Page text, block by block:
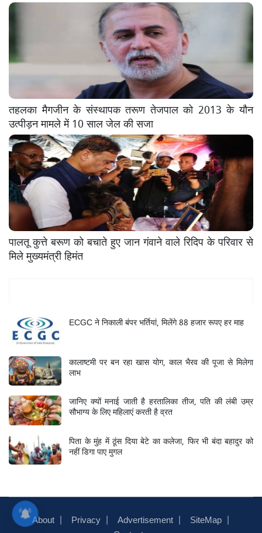
तहलका मैगजीन के संस्थापक तरूण तेजपाल को 2013 के यौन
उत्पीड़न मामले में 10 साल जेल की सजा
पालतू कुत्ते बरूण को बचाते हुए जान गंवाने वाले रिदिप के परिवार से
मिले मुख्यमंत्री हिमंत
ECGC ने निकाली बंपर भर्तियां, मिलेंगे 88 हजार रूपए हर माह
कालाष्टमी पर बन रहा खास योग, काल भैरव की पूजा से मिलेगा
लाभ
जानिए क्यों मनाई जाती है हरतालिका तीज, पति की लंबी उम्र
सौभाग्य के लिए महिलाएं करती है व्रत
पिता के मुंह में ठूंस दिया बेटे का कलेजा, फिर भी बंदा बहादुर को
नहीं डिगा पाए मुगल
About Privacy Advertisement
SiteMap